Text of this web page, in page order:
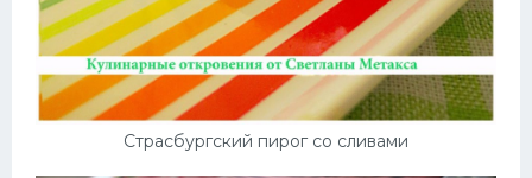
Страсбургский пирог со сливами